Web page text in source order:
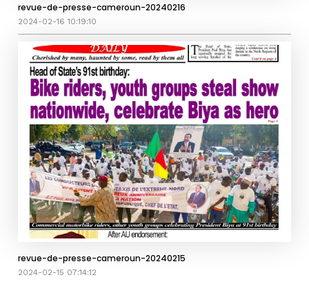
revue-de-presse-cameroun-20240216
2024-02-16 10:19:10
revue-de-presse-cameroun-20240215
2024-02-15 07:14:12